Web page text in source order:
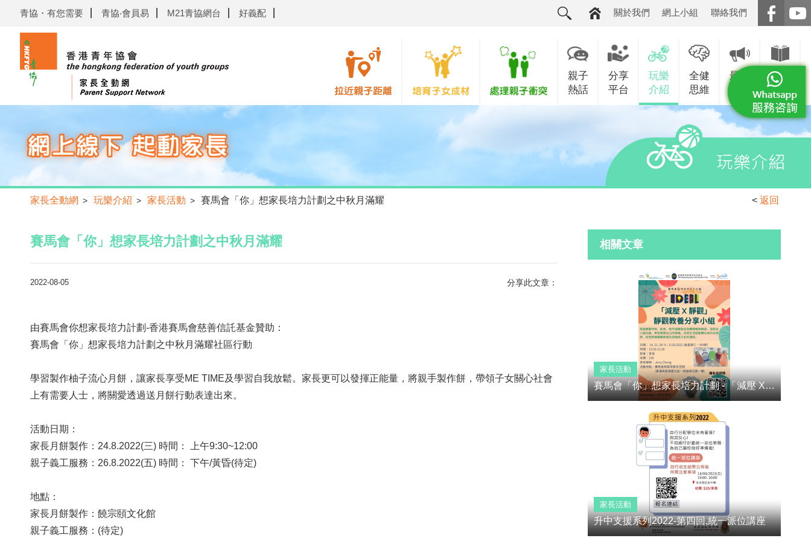
青協・有您需要 青協‧會員易 M21青協網台 好義配 關於我們 網上小組 聯絡我們
親子
熱話
分享
平台
玩樂
介紹
全健
思維
最新
增值
服務
家長全動網 > 玩樂介紹 > 家長活動 > 賽馬會「你」想家長培力計劃之中秋月滿耀 < 返回
賽馬會「你」想家長培力計劃之中秋月滿耀
2022-08-05 分享此文章：
由賽馬會你想家長培力計劃-香港賽馬會慈善信託基金贊助：
賽馬會「你」想家長培力計劃之中秋月滿耀社區行動
學習製作柚子流心月餅，讓家長享受ME TIME及學習自我放鬆。家長更可以發揮正能量，將親手製作餅，帶領子女關心社會
上有需要人士，將關愛透過送月餅行動表達出來。
活動日期：
家長月餅製作：24.8.2022(三) 時間： 上午9:30~12:00
親子義工服務：26.8.2022(五) 時間： 下午/黃昏(待定)
地點：
家長月餅製作：饒宗頤文化館
親子義工服務：(待定)
相關文章
家長活動
賽馬會「你」想家長培力計劃 - 「減壓 X 靜觀」：靜觀教養分享小組
家長活動
升中支援系列2022-第四回,統一派位講座